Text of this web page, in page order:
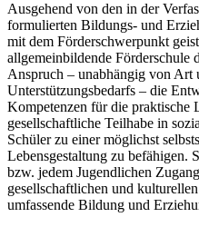
Ausgehend von den in der
formulierten Bildungs- und
mit dem Förderschwerpunkt
allgemeinbildende Förderschule
Anspruch – unabhängig von Art
Unterstützungsbedarfs – die
Kompetenzen für die praktische
gesellschaftliche Teilhabe in
Schüler zu einer möglichst
Lebensgestaltung zu befähigen.
bzw. jedem Jugendlichen
gesellschaftlichen und
umfassende Bildung und